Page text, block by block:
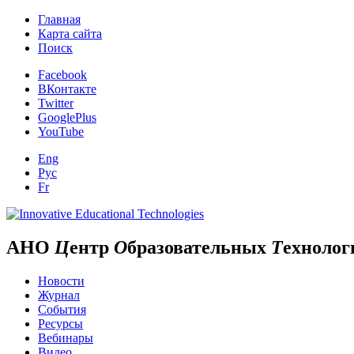
Главная
Карта сайта
Поиск
Facebook
ВКонтакте
Twitter
GooglePlus
YouTube
Eng
Рус
Fr
АНО Центр Образовательных Т
Новости
Журнал
События
Ресурсы
Вебинары